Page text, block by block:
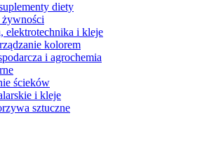
diety
elektrotechnika i kleje
kolorem
i agrochemia
ścieków
i kleje
sztuczne